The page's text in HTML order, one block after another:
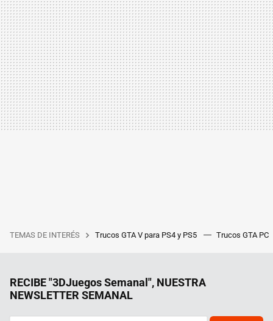
TEMAS DE INTERÉS Trucos GTA V para PS4 y PS5 Trucos GTA PC
RECIBE "3DJuegos Semanal", NUESTRA
NEWSLETTER SEMANAL